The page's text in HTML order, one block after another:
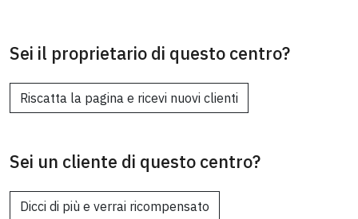
Sei il proprietario di questo centro?
Riscatta la pagina e ricevi nuovi clienti
Sei un cliente di questo centro?
Dicci di più e verrai ricompensato